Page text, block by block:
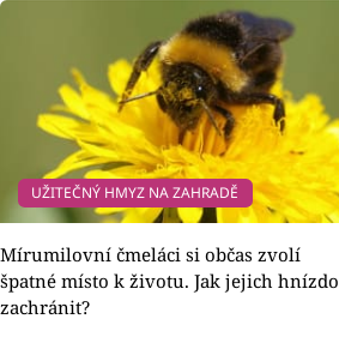
UŽITEČNÝ HMYZ NA ZAHRADĚ
Mírumilovní čmeláci si občas zvolí
špatné místo k životu. Jak jejich hnízdo
zachránit?